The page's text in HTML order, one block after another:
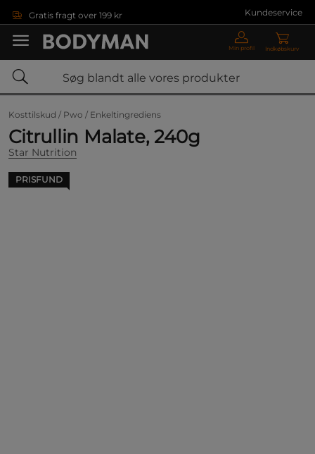
Gratis fragt over 199 kr Kundeservice
Min profil Indkøbskurv
Kosttilskud / Pwo / Enkeltingrediens
Citrullin Malate, 240g
Star Nutrition
PRISFUND